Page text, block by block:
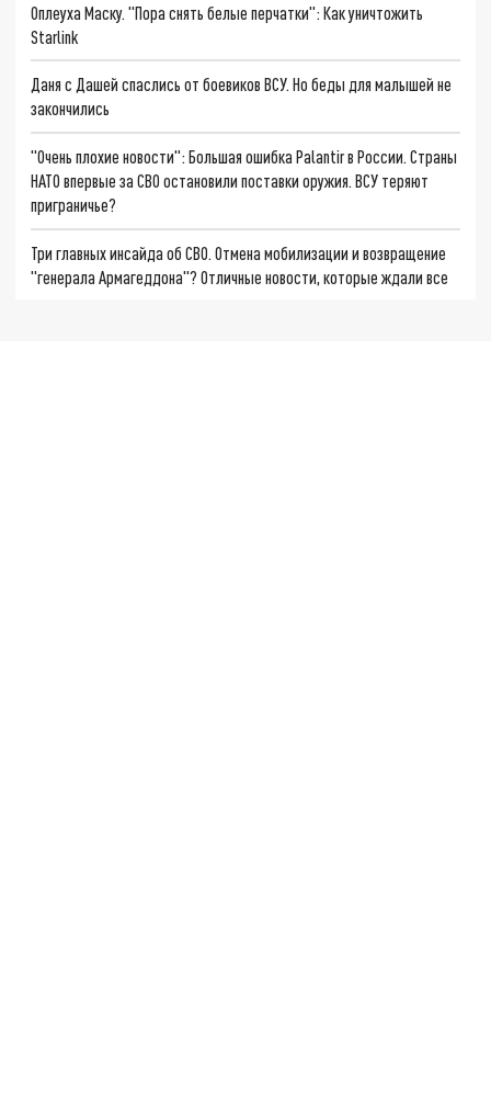
Оплеуха Маску. "Пора снять белые перчатки": Как уничтожить
Starlink
Даня с Дашей спаслись от боевиков ВСУ. Но беды для малышей не
закончились
"Очень плохие новости": Большая ошибка Palantir в России. Страны
НАТО впервые за СВО остановили поставки оружия. ВСУ теряют
приграничье?
Три главных инсайда об СВО. Отмена мобилизации и возвращение
"генерала Армагеддона"? Отличные новости, которые ждали все